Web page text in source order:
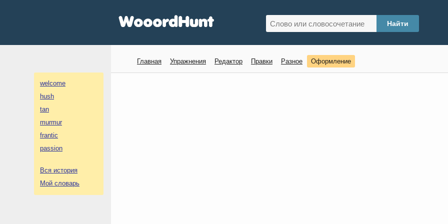
welcome
hush
tan
murmur
frantic
passion
Вся история
Мой словарь
Главная Упражнения Редактор Правки Разное Оформление